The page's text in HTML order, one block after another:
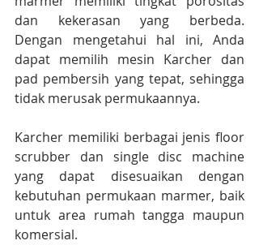
dan kekerasan yang berbeda.
Dengan mengetahui hal ini, Anda
dapat memilih mesin Karcher dan
pad pembersih yang tepat, sehingga
tidak merusak permukaannya.
Karcher memiliki berbagai jenis floor
scrubber dan single disc machine
yang dapat disesuaikan dengan
kebutuhan permukaan marmer, baik
untuk area rumah tangga maupun
komersial.